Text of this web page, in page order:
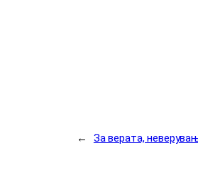
← За верата,